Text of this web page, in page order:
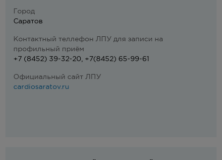
Город
Саратов
Контактный теллефон ЛПУ для записи на
профильный приём
+7 (8452) 39-32-20, +7(8452) 65-99-61
Официальный сайт ЛПУ
cardiosaratov.ru